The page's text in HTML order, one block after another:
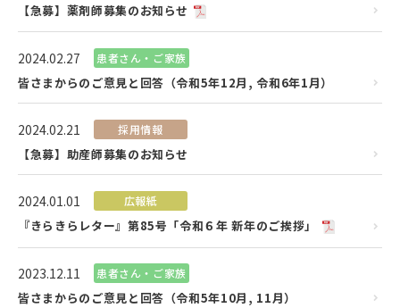
【急募】薬剤師募集のお知らせ
2024.02.27 患者さん・ご家族
皆さまからのご意見と回答（令和5年12月, 令和6年1月）
2024.02.21 採用情報
【急募】助産師募集のお知らせ
2024.01.01 広報紙
『きらきらレター』第85号「令和６年 新年のご挨拶」
2023.12.11 患者さん・ご家族
皆さまからのご意見と回答（令和5年10月, 11月）